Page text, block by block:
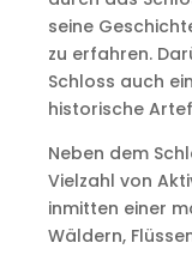
seine
zu erfahren.
Schloss auch
historische
Neben dem
Vielzahl von
inmitten einer
Wäldern,